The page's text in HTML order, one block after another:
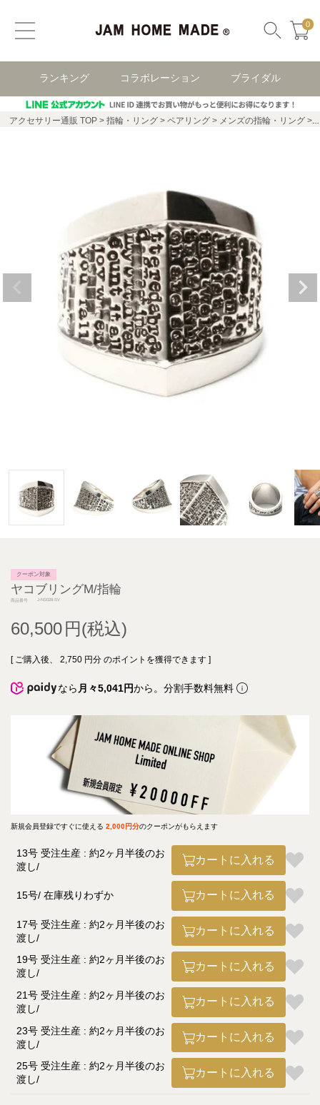
0
ランキング コラボレーション ブライダル
アクセサリー通販 TOP 指輪・リング ペアリング メンズの指輪・リング
クーポン対象
ヤコブリングM/指輪
商品番号 J-NS028-SV
60,500
[ ご購入後、 2,750 円分 のポイントを獲得できます ]
なら 月々5,041円から。分割手数料無料
新規会員登録ですぐに使える 2,000円分のクーポンがもらえます
13号 受注生産 : 約2ヶ月半後のお
渡し
カートに入れる
15号 在庫残りわずか カートに入れる
17号 受注生産 : 約2ヶ月半後のお
渡し
カートに入れる
19号 受注生産 : 約2ヶ月半後のお
渡し
カートに入れる
21号 受注生産 : 約2ヶ月半後のお
渡し
カートに入れる
23号 受注生産 : 約2ヶ月半後のお
渡し
カートに入れる
25号 受注生産 : 約2ヶ月半後のお
渡し
カートに入れる